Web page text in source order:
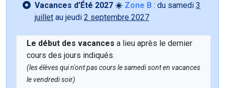
Vacances d’Été 2027 ☀️ Zone B : du samedi 3
juillet au jeudi 2 septembre 2027
Le début des vacances a lieu après le dernier
cours des jours indiqués.
(les élèves qui n'ont pas cours le samedi sont en vacances
le vendredi soir)